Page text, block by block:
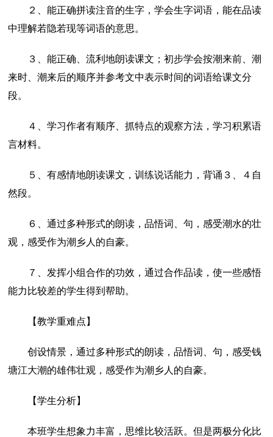
２、能正确拼读注音的生字，学会生字词语，能在品读
中理解若隐若现等词语的意思。
３、能正确、流利地朗读课文；初步学会按潮来前、潮
来时、潮来后的顺序并参考文中表示时间的词语给课文分
段。
４、学习作者有顺序、抓特点的观察方法，学习积累语
言材料。
５、有感情地朗读课文，训练说话能力，背诵３、４自
然段。
６、通过多种形式的朗读，品悟词、句，感受潮水的壮
观，感受作为潮乡人的自豪。
７、发挥小组合作的功效，通过合作品读，使一些感悟
能力比较差的学生得到帮助。
【教学重难点】
创设情景，通过多种形式的朗读，品悟词、句，感受钱
塘江大潮的雄伟壮观，感受作为潮乡人的自豪。
【学生分析】
本班学生想象力丰富，思维比较活跃。但是两极分化比